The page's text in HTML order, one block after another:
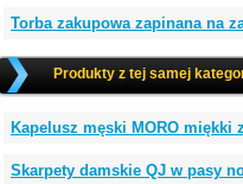
Torba zakupowa zapinana na
Produkty z tej samej
Kapelusz męski MORO miękki
Skarpety damskie QJ w pasy